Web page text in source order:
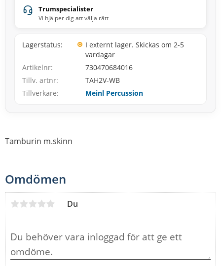
Trumspecialister
Vi hjälper dig att välja rätt
Lagerstatus
I externt lager. Skickas om 2-5
vardagar
Artikelnr
730470684016
Tillv. artnr
TAH2V-WB
Tillverkare
Meinl Percussion
Tamburin m.skinn
Omdömen
Du